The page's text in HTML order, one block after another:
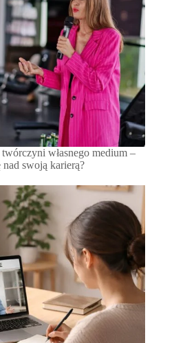
własnego medium –
swoją karierą?